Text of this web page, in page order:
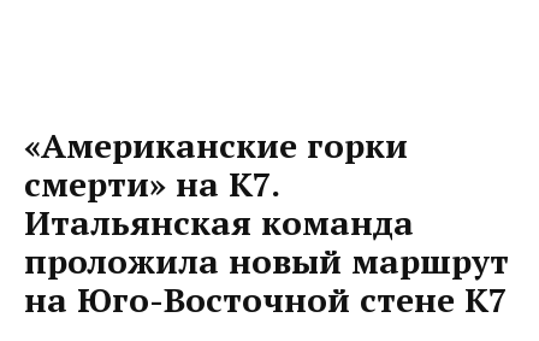
«Американские горки
смерти» на K7.
Итальянская команда
проложила новый маршрут
на Юго-Восточной стене К7